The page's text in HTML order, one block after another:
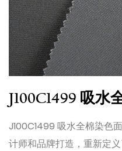
J100C1499 吸水
J100C1499 吸水全棉染色
计师和品牌打造，重新定